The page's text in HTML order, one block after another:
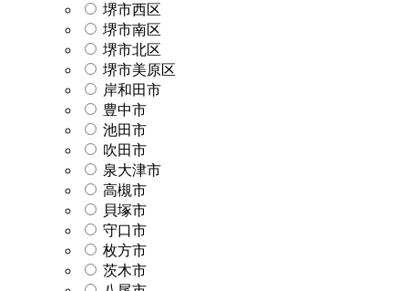
堺市西区
堺市南区
堺市北区
堺市美原区
岸和田市
豊中市
池田市
吹田市
泉大津市
高槻市
貝塚市
守口市
枚方市
茨木市